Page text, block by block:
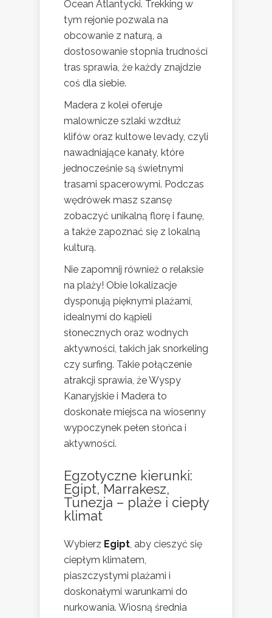
Ocean Atlantycki. Trekking w
tym rejonie pozwala na
obcowanie z naturą, a
dostosowanie stopnia trudności
tras sprawia, że każdy znajdzie
coś dla siebie.
Madera z kolei oferuje
malownicze szlaki wzdłuż
klifów oraz kultowe levady, czyli
nawadniające kanały, które
jednocześnie są świetnymi
trasami spacerowymi. Podczas
wędrówek masz szansę
zobaczyć unikalną florę i faunę,
a także zapoznać się z lokalną
kulturą.
Nie zapomnij również o relaksie
na plaży! Obie lokalizacje
dysponują pięknymi plażami,
idealnymi do kąpieli
słonecznych oraz wodnych
aktywności, takich jak snorkeling
czy surfing. Takie połączenie
atrakcji sprawia, że Wyspy
Kanaryjskie i Madera to
doskonałe miejsca na wiosenny
wypoczynek pełen słońca i
aktywności.
Egzotyczne kierunki:
Egipt, Marrakesz,
Tunezja – plaże i ciepły
klimat
Wybierz Egipt , aby cieszyć się
ciepłym klimatem,
piaszczystymi plażami i
doskonałymi warunkami do
nurkowania. Wiosną średnia